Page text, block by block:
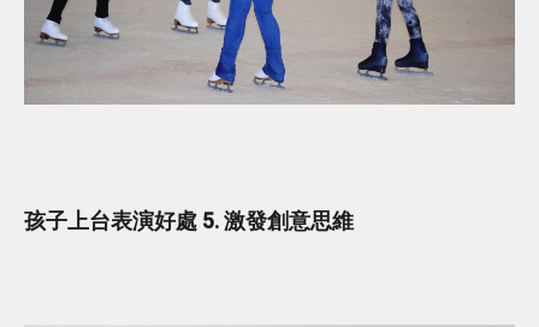
孩子上台表演好處 5. 激發創意思維